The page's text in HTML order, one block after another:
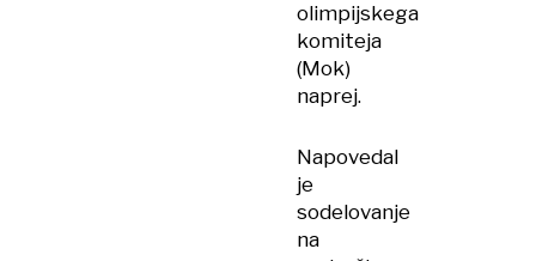
olimpijskega
komiteja
(Mok)
naprej.
Napovedal
je
sodelovanje
na